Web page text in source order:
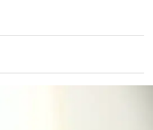
Operación Viuda
Navarra